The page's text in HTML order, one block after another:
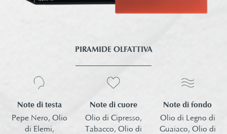
PIRAMIDE OLFATTIVA
Note di testa
Pepe Nero, Olio
di Elemi,
Note di cuore
Olio di Cipresso,
Tabacco, Olio di
Note di fondo
Olio di Legno di
Guaiaco, Olio di